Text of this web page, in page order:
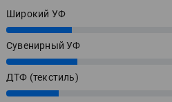
Широкий УФ
25%
Сувенирный УФ
27%
ДТФ (текстиль)
20%